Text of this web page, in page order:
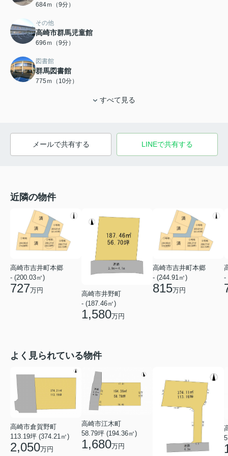
684ｍ（9分）
その他
高崎市群馬児童館
696ｍ（9分）
図書館
群馬図書館
775ｍ（10分）
すべて見る
メールで共有する LINEで共有する
近隣の物件
高崎市吉井町本郷
- (200.03㎡)
727万円
高崎市井野町
- (187.46㎡)
1,580万円
高崎市吉井町本郷
- (244.91㎡)
815万円
-
よく見られている物件
高崎市倉賀野町
113.19坪 (374.21㎡)
2,050万円
高崎市江木町
58.79坪 (194.36㎡)
1,680万円